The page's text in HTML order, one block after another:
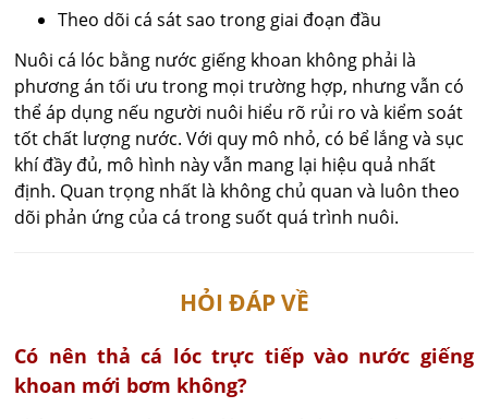
Theo dõi cá sát sao trong giai đoạn đầu
Nuôi cá lóc bằng nước giếng khoan không phải là
phương án tối ưu trong mọi trường hợp, nhưng vẫn có
thể áp dụng nếu người nuôi hiểu rõ rủi ro và kiểm soát
tốt chất lượng nước. Với quy mô nhỏ, có bể lắng và sục
khí đầy đủ, mô hình này vẫn mang lại hiệu quả nhất
định. Quan trọng nhất là không chủ quan và luôn theo
dõi phản ứng của cá trong suốt quá trình nuôi.
HỎI ĐÁP VỀ
Có nên thả cá lóc trực tiếp vào nước giếng
khoan mới bơm không?